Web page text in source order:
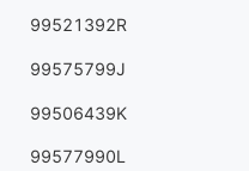
99521392R
99575799J
99506439K
99577990L